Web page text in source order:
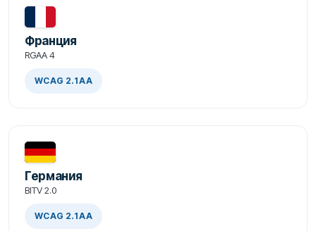
Франция
RGAA 4
WCAG 2.1 AA
Германия
BITV 2.0
WCAG 2.1 AA